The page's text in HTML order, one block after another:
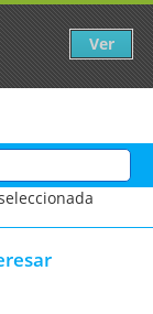
Ver